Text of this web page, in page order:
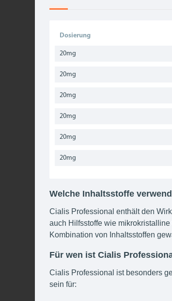
Dosierung
20mg
20mg
20mg
20mg
20mg
20mg
Welche Inhaltsstoffe
Cialis Professional enthält den
auch Hilfsstoffe wie
Kombination von Inhaltsstoffen
Für wen ist Cialis
Cialis Professional ist besonders
sein für: